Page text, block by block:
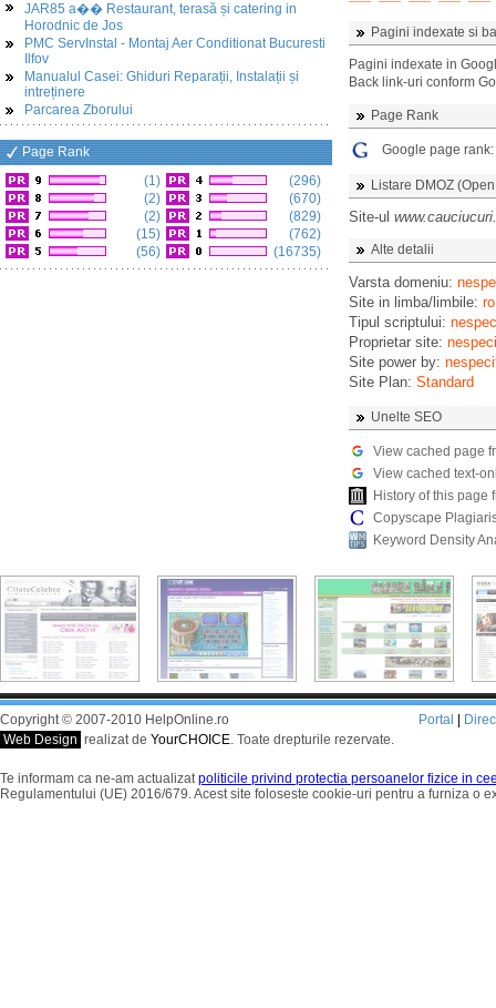
JAR85 a�� Restaurant, terasă și catering in
Horodnic de Jos
PMC ServInstal - Montaj Aer Conditionat Bucuresti
Ilfov
Manualul Casei: Ghiduri Reparații, Instalații și
intreținere
Parcarea Zborului
Page Rank
(1)
(2)
(2)
(15)
(56)
(296)
(670)
(829)
(762)
(16735)
Pagini indexate si
Pagini indexate in
Back link-uri conform
Page Rank
Google page rank:
Listare DMOZ
Site-ul
Alte detalii
Varsta domeniu:
Site in limba/limbile: ro
Tipul scriptului:
Proprietar site:
Site power by:
Site Plan: Standard
Unelte SEO
View cached page
View cached text-
History of this page
Copyscape
Keyword Density
Copyright © 2007-2010 HelpOnline.ro
Web Design realizat de YourCHOICE. Toate drepturile rezervate.
Portal
Te informam ca ne-am actualizatpoliticile privind protectia persoanelor fizice in
Regulamentului (UE) 2016/679. Acest site foloseste cookie-uri pentru a furniza o